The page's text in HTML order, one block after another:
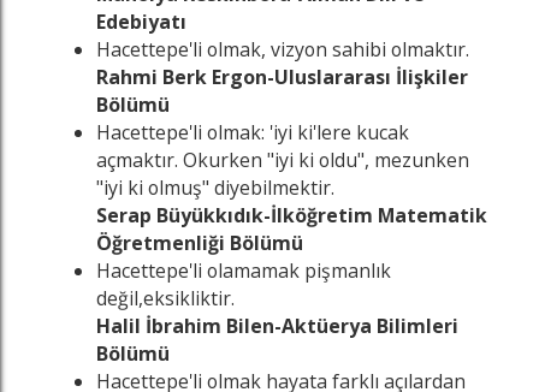
Edebiyatı
Hacettepe'li olmak, vizyon sahibi olmaktır.
Rahmi Berk Ergon-Uluslararası İlişkiler
Bölümü
Hacettepe'li olmak: 'iyi ki'lere kucak
açmaktır. Okurken "iyi ki oldu", mezunken
"iyi ki olmuş" diyebilmektir.
Serap Büyükkıdık-İlköğretim Matematik
Öğretmenliği Bölümü
Hacettepe'li olamamak pişmanlık
değil,eksikliktir.
Halil İbrahim Bilen-Aktüerya Bilimleri
Bölümü
Hacettepe'li olmak hayata farklı açılardan